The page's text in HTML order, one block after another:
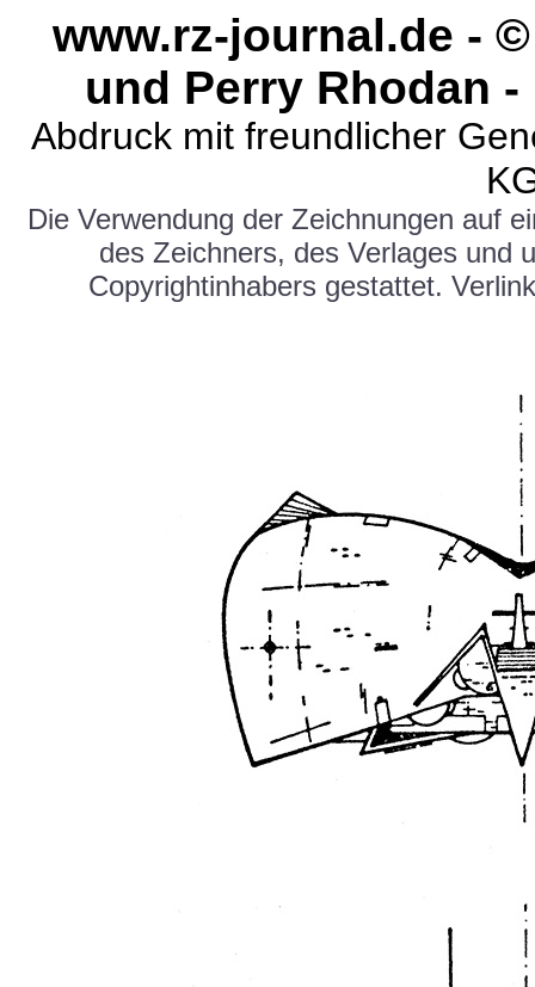
www.rz-journal.de -
und Perry Rhodan
Abdruck mit freundlicher
Die Verwendung der Zeichnungen auf
des Zeichners, des Verlages und
Copyrightinhabers gestattet.